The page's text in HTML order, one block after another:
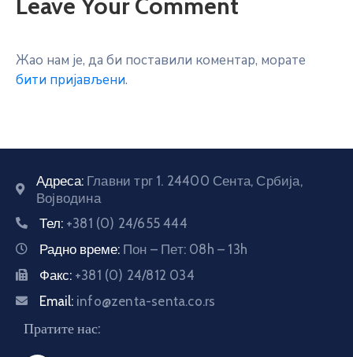
Жао нам је, да би поставили коментар, морате
бити пријављени.
Адреса: Главни трг 1. 24400 Сента, Србија,
Војводина
Тел: +381 (0) 24/655 444
Радно време: Пон – Пет: 08h – 13h
Факс: +381 (0) 24/812 034
Email: info@zenta-senta.co.rs
Пратите нас: